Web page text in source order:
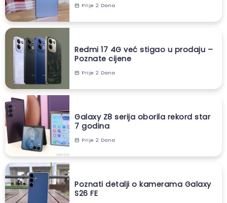
Prije 2 Dana
Redmi 17 4G već stigao u prodaju –
Poznate cijene
Prije 2 Dana
Galaxy Z8 serija oborila rekord star
7 godina
Prije 2 Dana
Poznati detalji o kamerama Galaxy
S26 FE